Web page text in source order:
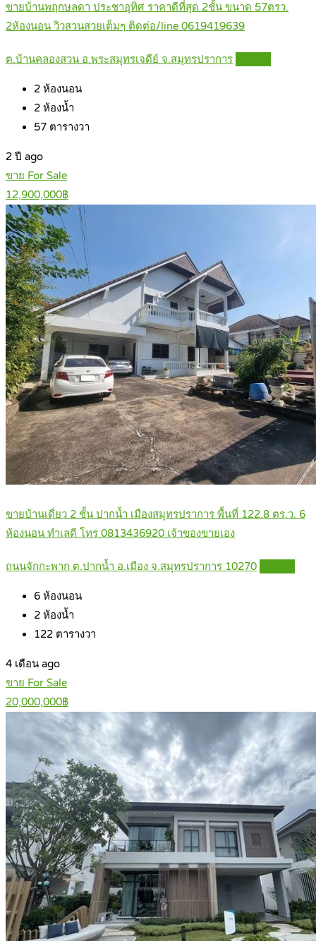
ขายบ้านพฤกษลดา ประชาอุทิศ ราคาดีที่สุด 2ชั้น ขนาด 57ตรว.
2ห้องนอน วิวสวนสวยเต็มๆ ติดต่อ/line 0619419639
ต.บ้านคลองสวน อ.พระสมุทรเจดีย์ จ.สมุทรปราการ
2 ห้องนอน
2 ห้องน้ำ
57 ตารางวา
2 ปี ago
ขาย For Sale
12,900,000฿
ขายบ้านเดี่ยว 2 ชั้น ปากน้ำ เมืองสมุทรปราการ พื้นที่ 122.8 ตร.ว. 6
ห้องนอน ทำเลดี โทร 0813436920 เจ้าของขายเอง
ถนนจักกะพาก ต.ปากน้ำ อ.เมือง จ.สมุทรปราการ 10270
6 ห้องนอน
2 ห้องน้ำ
122 ตารางวา
4 เดือน ago
ขาย For Sale
20,000,000฿